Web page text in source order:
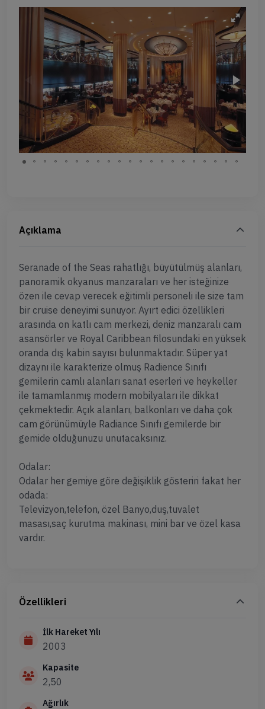
Açıklama
Seranade of the Seas rahatlığı, büyütülmüş alanları,
panoramik okyanus manzaraları ve her isteğinize
özen ile cevap verecek eğitimli personeli ile size tam
bir cruise deneyimi sunuyor. Ayırt edici özellikleri
arasında on katlı cam merkezi, deniz manzaralı cam
asansörler ve Royal Caribbean filosundaki en yüksek
oranda dış kabin sayısı bulunmaktadır. Süper yat
dizaynı ile karakterize olmuş Radience Sınıfı
gemilerin camlı alanları sanat eserleri ve heykeller
ile tamamlanmış modern mobilyaları ile dikkat
çekmektedir. Açık alanları, balkonları ve daha çok
cam görünümüyle Radiance Sınıfı gemilerde bir
gemide olduğunuzu unutacaksınız.
Odalar:
Odalar her gemiye göre değişiklik gösteriri fakat her
odada:
Televizyon,telefon, özel Banyo,duş,tuvalet
masası,saç kurutma makinası, mini bar ve özel kasa
vardır.
Özellikleri
İlk Hareket Yılı
2003
Kapasite
2,50
Ağırlık